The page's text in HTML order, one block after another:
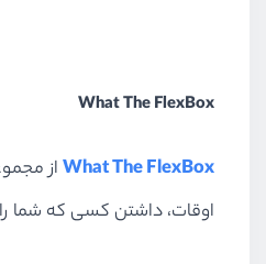
What The FlexBox
What The FlexBox
اوقات، داشتن کسی که شما